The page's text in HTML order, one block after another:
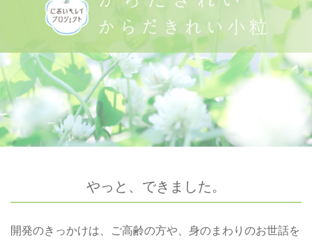
やっと、できました。
開発のきっかけは、ご高齢の方や、身のまわりのお世話を